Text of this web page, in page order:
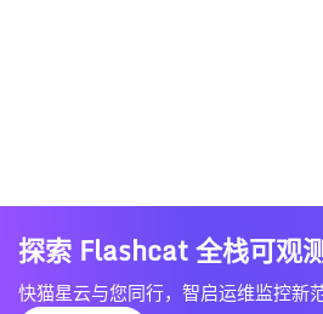
探索 Flashcat 全栈可观
快猫星云与您同行，智启运维监控新